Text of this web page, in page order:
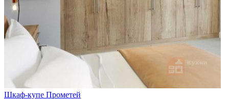
Шкаф-купе Прометей